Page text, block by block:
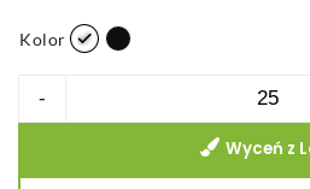
Kolor
-
Przywoływacz
Wyceń z